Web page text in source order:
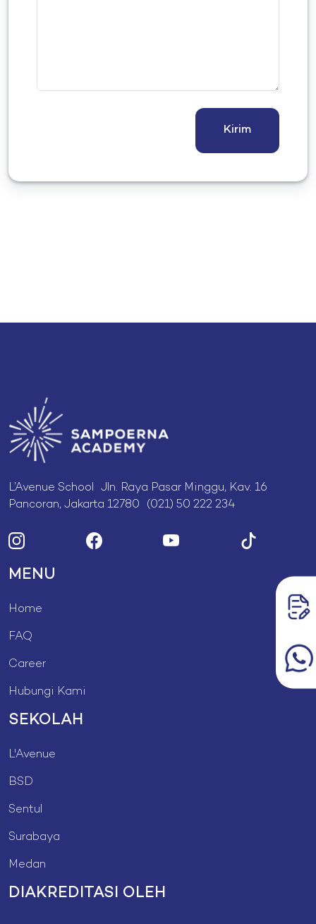
Kirim
L’Avenue School Jln. Raya Pasar Minggu, Kav. 16
Pancoran, Jakarta 12780 (021) 50 222 234
MENU
Home
FAQ
Career
Hubungi Kami
SEKOLAH
L'Avenue
BSD
Sentul
Surabaya
Medan
DIAKREDITASI OLEH